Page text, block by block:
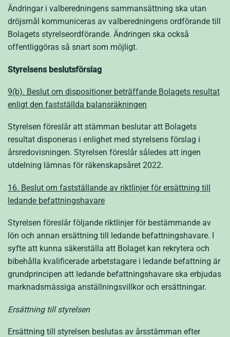
Ändringar i valberedningens sammansättning ska utan
dröjsmål kommuniceras av valberedningens ordförande till
Bolagets styrelseordförande. Ändringen ska också
offentliggöras så snart som möjligt.
Styrelsens beslutsförslag
9(b). Beslut om dispositioner beträffande Bolagets resultat
enligt den fastställda balansräkningen
Styrelsen föreslår att stämman beslutar att Bolagets
resultat disponeras i enlighet med styrelsens förslag i
årsredovisningen. Styrelsen föreslår således att ingen
utdelning lämnas för räkenskapsåret 2022.
16. Beslut om fastställande av riktlinjer för ersättning till
ledande befattningshavare
Styrelsen föreslår följande riktlinjer för bestämmande av
lön och annan ersättning till ledande befattningshavare. I
syfte att kunna säkerställa att Bolaget kan rekrytera och
bibehålla kvalificerade arbetstagare i ledande befattning är
grundprincipen att ledande befattningshavare ska erbjudas
marknadsmässiga anställningsvillkor och ersättningar.
Ersättning till styrelsen
Ersättning till styrelsen beslutas av årsstämman efter